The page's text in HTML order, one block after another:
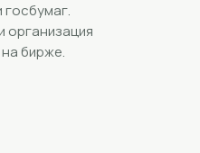
госбумаг.
организация
бирже.